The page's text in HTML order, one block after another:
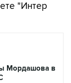
"Интер
Мордашова в